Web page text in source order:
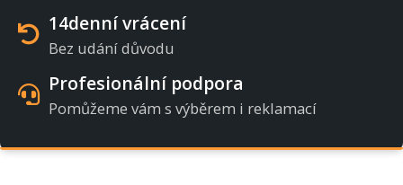
14denní vrácení
Bez udání důvodu
Profesionální podpora
Pomůžeme vám s výběrem i reklamací